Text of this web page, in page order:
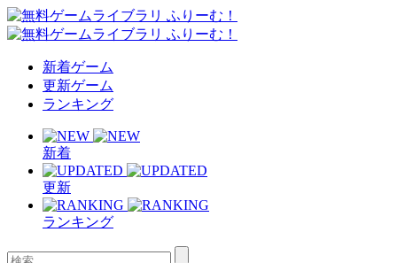
新着ゲーム
更新ゲーム
ランキング
新着
更新
ランキング